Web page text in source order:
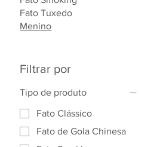
Fato Tuxedo
Menino
Filtrar por
Tipo de produto
Fato Clássico
Fato de Gola Chinesa